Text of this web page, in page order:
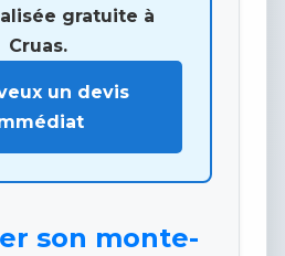
gratuite à
Cruas.
un devis
son monte-